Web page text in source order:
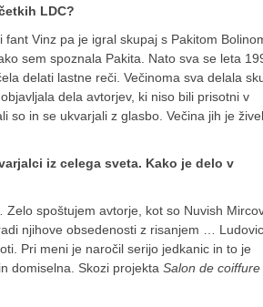
LDC?
Vinz pa je igral skupaj s Pakitom
sem spoznala Pakita. Nato sva se leta
delati lastne reči. Večinoma sva delala
dela avtorjev, ki niso bili prisotni v
so in se ukvarjali z glasbo. Večina jih je
iz celega sveta. Kako je delo v
spoštujem avtorje, kot so Nuvish
njihove obsedenosti z risanjem … Ludovic
Pri meni je naročil serijo jedkanic in to je
domiselna. Skozi projekta Salon de coiffure